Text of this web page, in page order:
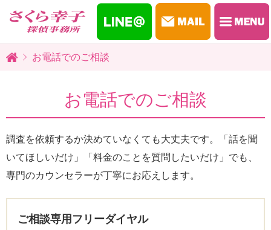
お電話でのご相談
お電話でのご相談
調査を依頼するか決めていなくても大丈夫です。「話を聞
いてほしいだけ」「料金のことを質問したいだけ」でも、
専門のカウンセラーが丁寧にお応えします。
ご相談専用フリーダイヤル